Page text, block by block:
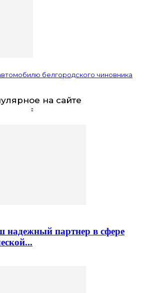
белгородского чиновника
на сайте
надежный партнер в сфере